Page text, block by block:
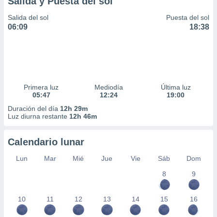
perfiles
utilizar
contenido
medir el
de la
a través
de
uso de
Salida del sol
06:09
Puesta del sol
18:38
Primera luz
05:47
Mediodía
12:24
Última luz
19:00
Duración del día 12h 29m
Luz diurna restante 12h 46m
Calendario lunar
Lun Mar Mié Jue Vie Sáb
Dom
8
9
10 11 12 13 14 15 16